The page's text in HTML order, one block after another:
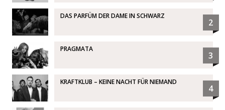
DAS PARFÜM DER DAME IN SCHWARZ
2
PRAGMATA
3
KRAFTKLUB – KEINE NACHT FÜR NIEMAND
4